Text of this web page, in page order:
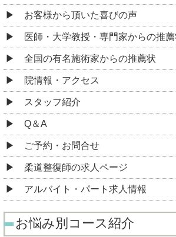
お客様から頂いた喜びの声
医師・大学教授・専門家からの推薦
全国の有名施術家からの推薦状
院情報・アクセス
スタッフ紹介
Q＆A
ご予約・お問合せ
柔道整復師の求人ページ
アルバイト・パート求人情報
お悩み別コース紹介